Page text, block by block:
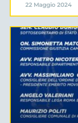
22 Maggio 2024